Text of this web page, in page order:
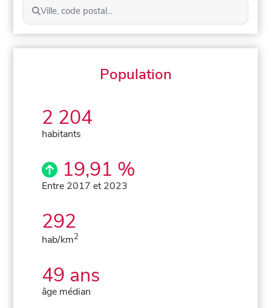
Ville, code postal...
Population
2 204
habitants
19,91 %
Entre 2017 et 2023
292
hab/km2
49 ans
âge médian